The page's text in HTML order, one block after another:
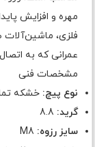
مهره و افزایش
فلزی، ماشین‌آلات
عمرانی که به
مشخصات فنی
نوع پیچ: خشکه
گرید:
سایز رزوه: